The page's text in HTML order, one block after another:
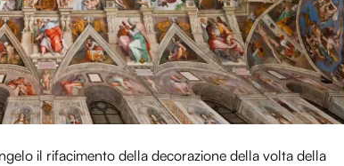
il rifacimento della decorazione della volta della